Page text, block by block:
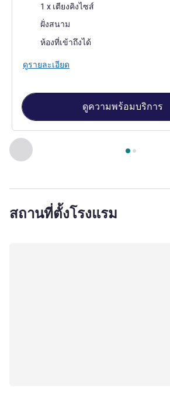
ก่อนหน้า - ห้องพัก
หน้า1 , ห้องพัก 1 : Standard
เครื่องนอน
1 x เตียงคิงไซส์
ฝั่งสนาม
ห้องที่เข้าถึงได้
ดูรายละเอียด
ดูความพร้อมบริการ
สถานที่ตั้งโรงแรม